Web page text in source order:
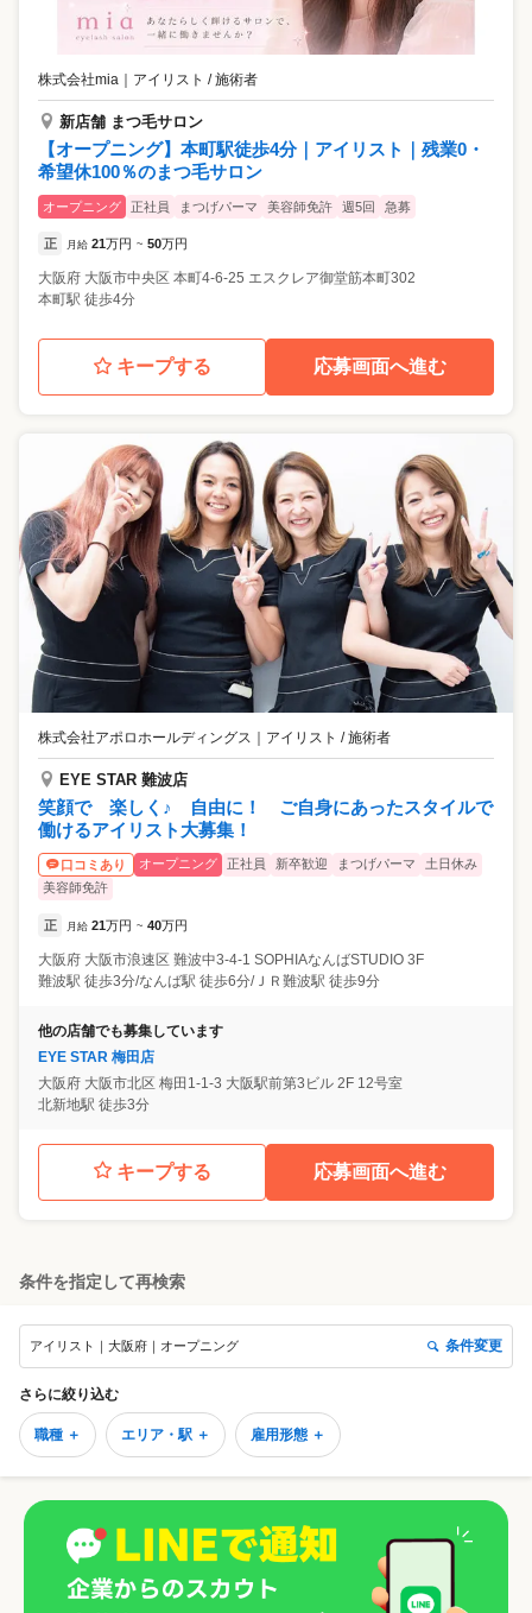
株式会社mia アイリスト / 施術者
新店舗 まつ毛サロン
【オープニング】本町駅徒歩4分｜アイリスト｜残業0・
希望休100％のまつ毛サロン
オープニング 正社員 まつげパーマ 美容師免許 週5回 急募
正 月給 21万円 ~ 50万円
大阪府 大阪市中央区 本町4-6-25 エスクレア御堂筋本町302
本町駅 徒歩4分
キープする 応募画面へ進む
株式会社アポロホールディングス ｜ アイリスト / 施術者
EYE STAR 難波店
笑顔で 楽しく♪ 自由に！ ご自身にあったスタイルで
働けるアイリスト大募集！
口コミあり オープニング 正社員 新卒歓迎 まつげパーマ
土日休み
美容師免許
正 月給 21万円 ~ 40万円
大阪府 大阪市浪速区 難波中3-4-1 SOPHIAなんばSTUDIO 3F
難波駅 徒歩3分/なんば駅 徒歩6分/ＪＲ難波駅 徒歩9分
他の店舗でも募集しています
EYE STAR 梅田店
大阪府 大阪市北区 梅田1-1-3 大阪駅前第3ビル 2F 12号室
北新地駅 徒歩3分
キープする 応募画面へ進む
条件を指定して再検索
アイリスト｜大阪府｜オープニング 条件変更
さらに絞り込む
職種 ＋ エリア・駅 ＋ 雇用形態 ＋